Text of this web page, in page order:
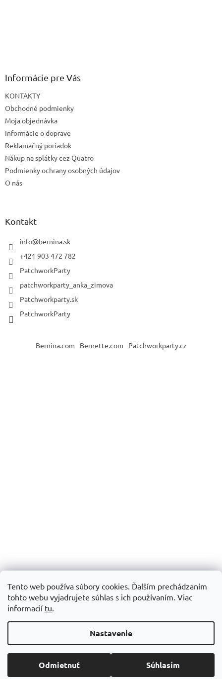
Tento web používa súbory cookies. Ďalším prechádzaním
tohto webu vyjadrujete súhlas s ich používaním. Viac
informacií tu.
Nastavenie
Odmietnuť Súhlasím
Informácie pre Vás
KONTAKTY
Obchodné podmienky
Moja objednávka
Informácie o doprave
Reklamačný poriadok
Nákup na splátky cez Quatro
Podmienky ochrany osobných údajov
O nás
Kontakt
info@bernina.sk
+421 903 472 782
PatchworkParty
patchworkparty_anka_zimova
Patchworkparty.sk
PatchworkParty
Bernina.com Bernette.com Patchworkparty.cz
Vytvoril Shoptet
Copyright 2026Šijacie stroje Patchworkparty. Všetky práva
vyhradené.
Upraviť nastavenie cookies